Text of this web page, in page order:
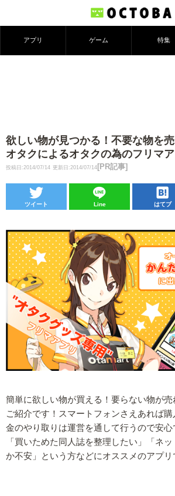
アプリ ゲーム 特集
欲しい物が見つかる！不要な物を
オタクによるオタクの為のフリマ
投稿日:2014/07/14 更新日:2014/07/14 [PR記事]
ツイート Line はてブ
簡単に欲しい物が買える！要らない物が
ご紹介です！スマートフォンさえあれば
金のやり取りは運営を通して行うので安心
「買いためた同人誌を整理したい」「ネ
か不安」という方などにオススメのアプリ